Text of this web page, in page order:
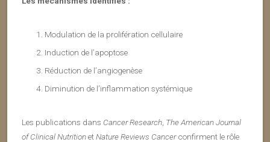
Modulation de la prolifération cellulaire
Induction de l’apoptose
Réduction de l’angiogenèse
Diminution de l’inflammation systémique
Les publications dans Cancer Research The American Journal
of Clinical NutritionetNature Reviews Cancerconfirment le rôle